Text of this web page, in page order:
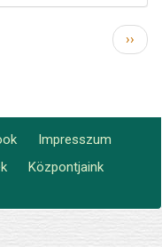
oldal
››
Impresszum
Központjaink